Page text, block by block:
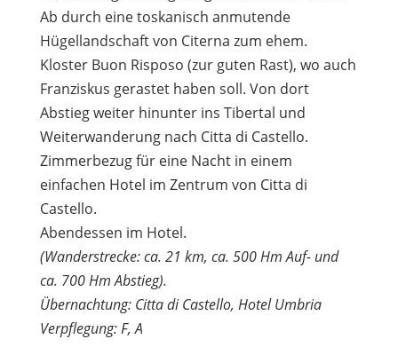
Ab durch eine toskanisch anmutende
Hügellandschaft von Citerna zum ehem.
Kloster Buon Risposo (zur guten Rast), wo auch
Franziskus gerastet haben soll. Von dort
Abstieg weiter hinunter ins Tibertal und
Weiterwanderung nach Citta di Castello.
Zimmerbezug für eine Nacht in einem
einfachen Hotel im Zentrum von Citta di
Castello.
Abendessen im Hotel.
(Wanderstrecke: ca. 21 km, ca. 500 Hm Auf- und
ca. 700 Hm Abstieg).
Übernachtung: Citta di Castello, Hotel Umbria
Verpflegung: F, A